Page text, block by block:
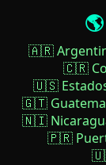
🇦🇷
🇨🇷
🇺🇸
🇬🇹
🇳🇮
🇵🇷